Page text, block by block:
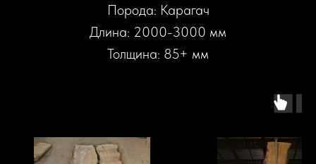
Порода: Карагач
Длина: 2000-3000 мм
Толщина: 85+ мм